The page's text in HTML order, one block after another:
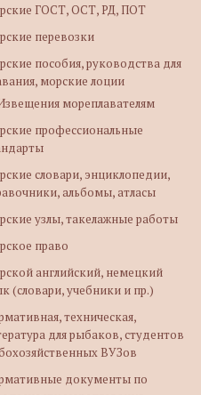
ГОСТ, ОСТ, РД, ПОТ
перевозки
пособия, руководства для
морские лоции
мореплавателям
профессиональные
словари, энциклопедии,
альбомы, атласы
узлы, такелажные работы
право
английский, немецкий
(словари, учебники и пр.)
техническая,
для рыбаков, студентов
ВУЗов
документы по